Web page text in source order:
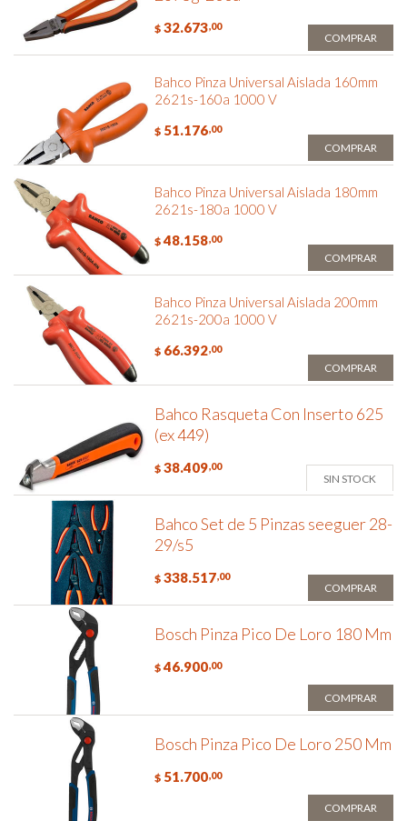
$ 32.673,00
COMPRAR
Bahco Pinza Universal Aislada 160mm
2621s-160a 1000 V
$ 51.176,00
COMPRAR
Bahco Pinza Universal Aislada 180mm
2621s-180a 1000 V
$ 48.158,00
COMPRAR
Bahco Pinza Universal Aislada 200mm
2621s-200a 1000 V
$ 66.392,00
COMPRAR
Bahco Rasqueta Con Inserto 625
(ex 449)
$ 38.409,00
SIN STOCK
Bahco Set de 5 Pinzas seeguer 28-
29/s5
$ 338.517,00
COMPRAR
Bosch Pinza Pico De Loro 180 Mm
$ 46.900,00
COMPRAR
Bosch Pinza Pico De Loro 250 Mm
$ 51.700,00
COMPRAR